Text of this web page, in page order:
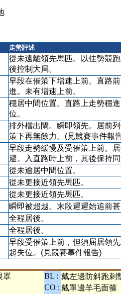
走勢評述
從未遠離領先馬匹。以佳勢競
後控制大局。
早段在催策下增速上前。直路
進。未有增速上前。
穩居中間位置。直路上走勢穩
位。
排外檔出閘。瞬即領先。居前
策下再無餘力。(見競賽事件報
早段走勢緩慢及受催策上前。
避。入直路時上前，其後保持同
從未逾居中間位置。
從未更接近領先馬匹。
從未更接近領先馬匹。
瞬即被超越。末段遲遲始追前甚
全程居後。
全程居後。
早段受催策上前，但須屈居領
起失位。(見競賽事件報告)
罩 BL : 戴左邊防斜跑刺
CO : 戴單邊羊毛面箍